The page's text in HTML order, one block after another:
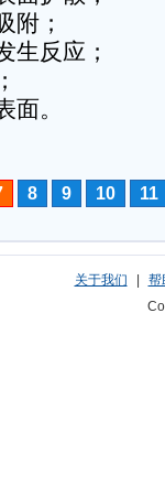
附；
生反应；
面。
8 9 10 11
关于我们
帮